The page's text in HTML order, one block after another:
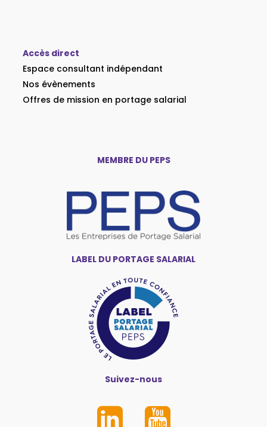
Accès direct
Espace consultant indépendant
Nos évènements
Offres de mission en portage salarial
MEMBRE DU PEPS
LABEL DU PORTAGE SALARIAL
Suivez-nous